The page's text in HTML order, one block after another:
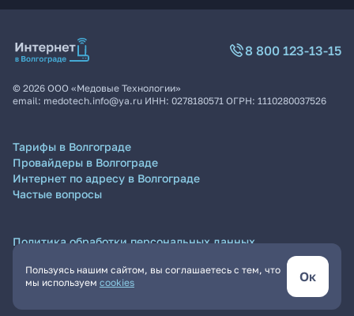
Пользуясь нашим сайтом, вы соглашаетесь с тем, что
мы используем cookies Ок
8 800 123-13-15
© 2026 ООО «Медовые Технологии»
email: medotech.info@ya.ru ИНН: 0278180571 ОГРН: 1110280037526
Тарифы в Волгограде
Провайдеры в Волгограде
Интернет по адресу в Волгограде
Частые вопросы
Политика обработки персональных данных
Пользовательское соглашение